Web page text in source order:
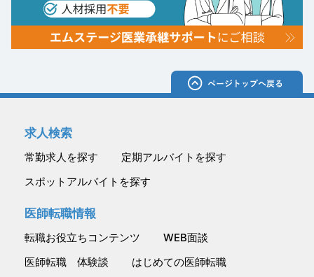
求人検索
常勤求人を探す
定期アルバイトを探す
スポットアルバイトを探す
医師転職情報
転職お役立ちコンテンツ
WEB面談
医師転職 体験談
はじめての医師転職